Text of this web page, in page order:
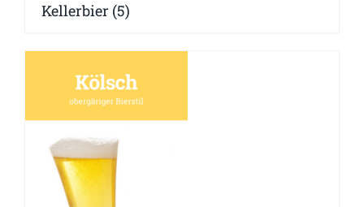
Kellerbier (5)